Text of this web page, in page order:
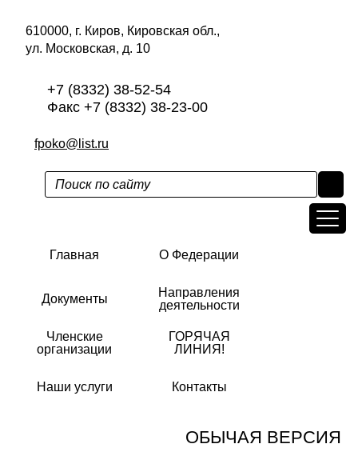
610000, г. Киров, Кировская обл.,
ул. Московская, д. 10
+7 (8332) 38-52-54
Факс +7 (8332) 38-23-00
fpoko@list.ru
Главная О Федерации
Документы
Направления
деятельности
Членские
организации
ГОРЯЧАЯ
ЛИНИЯ!
Наши услуги Контакты
ОБЫЧАЯ ВЕРСИЯ